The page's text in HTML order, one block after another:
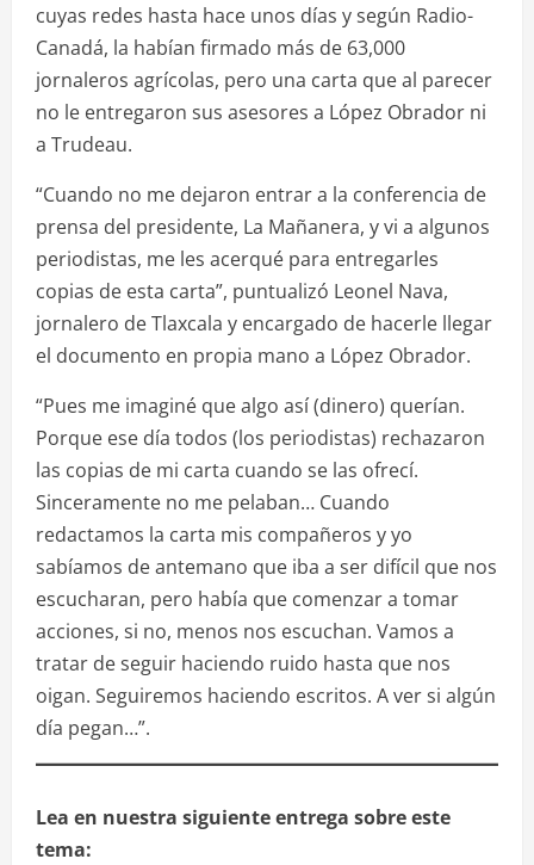
cuyas redes hasta hace unos días y según Radio-
Canadá, la habían firmado más de 63,000
jornaleros agrícolas, pero una carta que al parecer
no le entregaron sus asesores a López Obrador ni
a Trudeau.
“Cuando no me dejaron entrar a la conferencia de
prensa del presidente, La Mañanera, y vi a algunos
periodistas, me les acerqué para entregarles
copias de esta carta”, puntualizó Leonel Nava,
jornalero de Tlaxcala y encargado de hacerle llegar
el documento en propia mano a López Obrador.
“Pues me imaginé que algo así (dinero) querían.
Porque ese día todos (los periodistas) rechazaron
las copias de mi carta cuando se las ofrecí.
Sinceramente no me pelaban… Cuando
redactamos la carta mis compañeros y yo
sabíamos de antemano que iba a ser difícil que nos
escucharan, pero había que comenzar a tomar
acciones, si no, menos nos escuchan. Vamos a
tratar de seguir haciendo ruido hasta que nos
oigan. Seguiremos haciendo escritos. A ver si algún
día pegan…”.
Lea en nuestra siguiente entrega sobre este
tema: